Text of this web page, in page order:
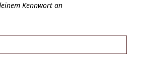
Kennwort an